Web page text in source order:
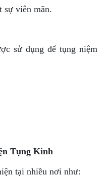
sự viên mãn.
sử dụng để tụng niệm
Tụng Kinh
tại nhiều nơi như: